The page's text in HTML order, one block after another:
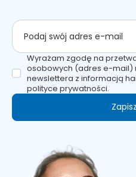
Podaj swój adres e-mail
Wyrażam zgodę na
osobowych (adres e-mail)
newslettera z informacją
polityce prywatności.